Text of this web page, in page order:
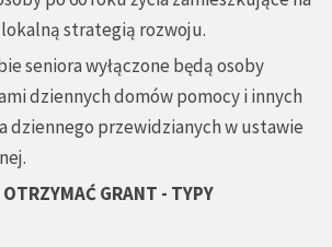
strategią rozwoju.
seniora wyłączone będą osoby
dziennych domów pomocy i innych
dziennego przewidzianych w ustawie
GRANT - TYPY